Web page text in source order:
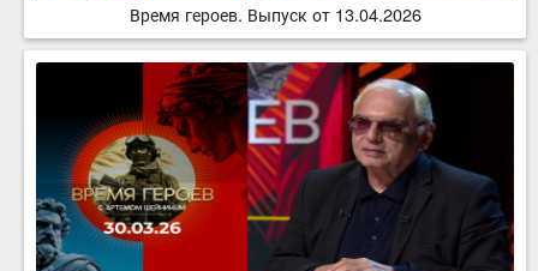
Время героев. Выпуск от 13.04.2026